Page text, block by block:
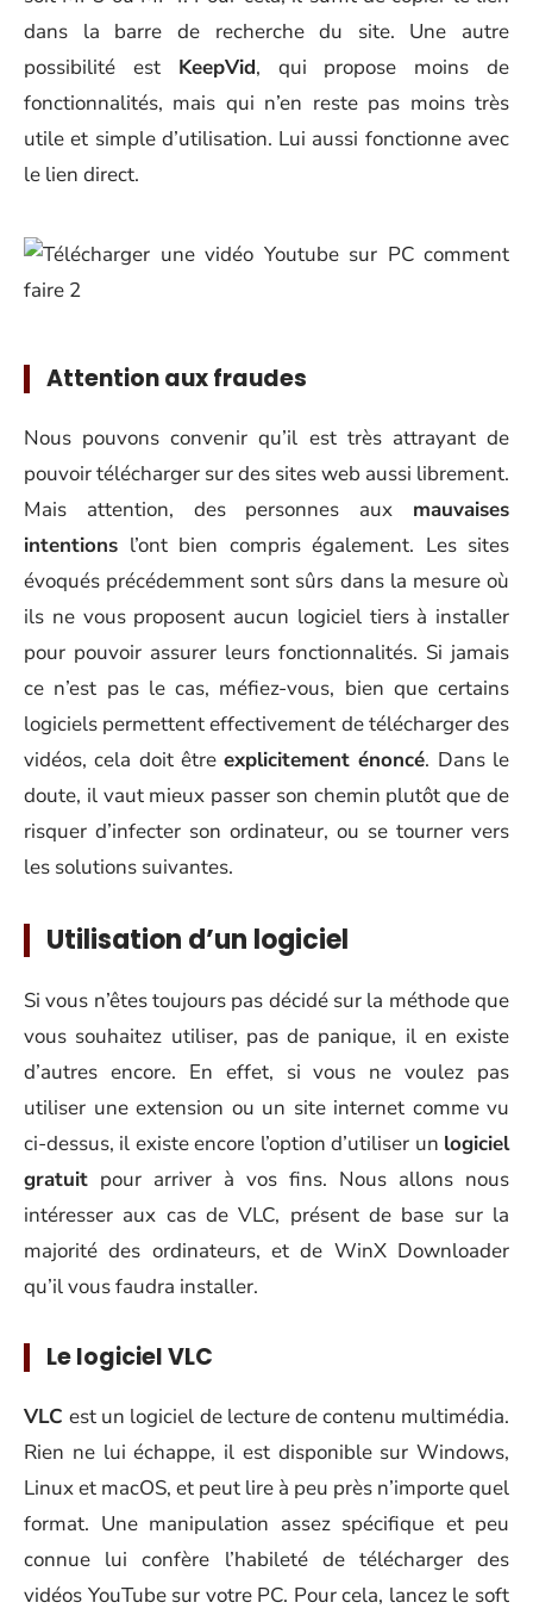
dans la barre de recherche du site. Une autre
possibilité est KeepVid, qui propose moins de
fonctionnalités, mais qui n’en reste pas moins très
utile et simple d’utilisation. Lui aussi fonctionne avec
le lien direct.
Attention aux fraudes
Nous pouvons convenir qu’il est très attrayant de
pouvoir télécharger sur des sites web aussi librement.
Mais attention, des personnes aux mauvaises
intentions l’ont bien compris également. Les sites
évoqués précédemment sont sûrs dans la mesure où
ils ne vous proposent aucun logiciel tiers à installer
pour pouvoir assurer leurs fonctionnalités. Si jamais
ce n’est pas le cas, méfiez-vous, bien que certains
logiciels permettent effectivement de télécharger des
vidéos, cela doit êtreexplicitement énoncé. Dans le
doute, il vaut mieux passer son chemin plutôt que de
risquer d’infecter son ordinateur, ou se tourner vers
les solutions suivantes.
Utilisation d’un logiciel
Si vous n’êtes toujours pas décidé sur la méthode que
vous souhaitez utiliser, pas de panique, il en existe
d’autres encore. En effet, si vous ne voulez pas
utiliser une extension ou un site internet comme vu
ci-dessus, il existe encore l’option d’utiliser un logiciel
gratuit pour arriver à vos fins. Nous allons nous
intéresser aux cas de VLC, présent de base sur la
majorité des ordinateurs, et de WinX Downloader
qu’il vous faudra installer.
Le logiciel VLC
VLCest un logiciel de lecture de contenu multimédia.
Rien ne lui échappe, il est disponible sur Windows,
Linux et macOS, et peut lire à peu près n’importe quel
format. Une manipulation assez spécifique et peu
connue lui confère l’habileté de télécharger des
vidéos YouTube sur votre PC. Pour cela, lancez le soft